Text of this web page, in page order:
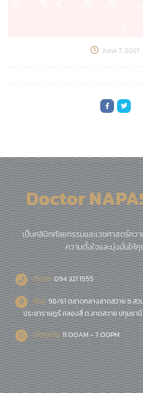
June 7, 2021
Doctor
เป็นคลินิกศัลยกรรมและเวชศาสตร์คว
ความตั้งใจและมุ่งมั่นให้
ติดต่อ:094 321 1555
ที่อยู่:98/61 ตลาดกลางลาดสวาย ซ.สว
ประชาราษฎร์ คลองสี่ ต.ลาดสวาย ปทุมธานี
เปิดทุกวัน:11:00AM - 7:00PM